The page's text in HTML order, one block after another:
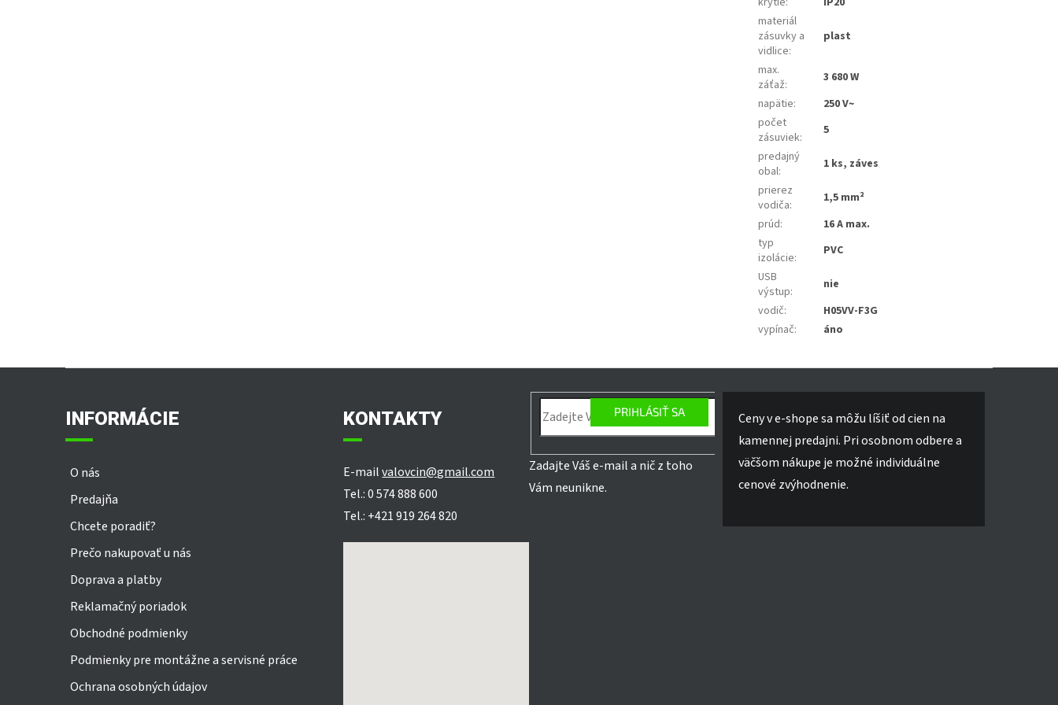
materiál
zásuvky a
vidlice:
plast
max.
záťaž:
3 680 W
napätie:
250 V~
počet
zásuviek:
5
predajný
obal:
1 ks, záves
prierez
vodiča:
1,5 mm²
prúd:
16 A max.
typ
izolácie:
PVC
USB
výstup:
nie
vodič:
H05VV-F3G
vypínač: áno
INFORMÁCIE
O nás
Predajňa
Chcete poradiť?
Prečo nakupovať u nás
Doprava a platby
Reklamačný poriadok
Obchodné podmienky
Podmienky pre montážne a servisné práce
Ochrana osobných údajov
KONTAKTY
E-mailvalovcin@gmail.com
Tel.: 0 574 888 600
Tel.: +421 919 264 820
PRIHLÁSIŤ SA
Zadajte Váš e-mail a nič z toho
Vám neunikne.
Ceny v e-shope sa môžu líšiť od cien na
kamennej predajni. Pri osobnom odbere a
väčšom nákupe je možné individuálne
cenové zvýhodnenie.